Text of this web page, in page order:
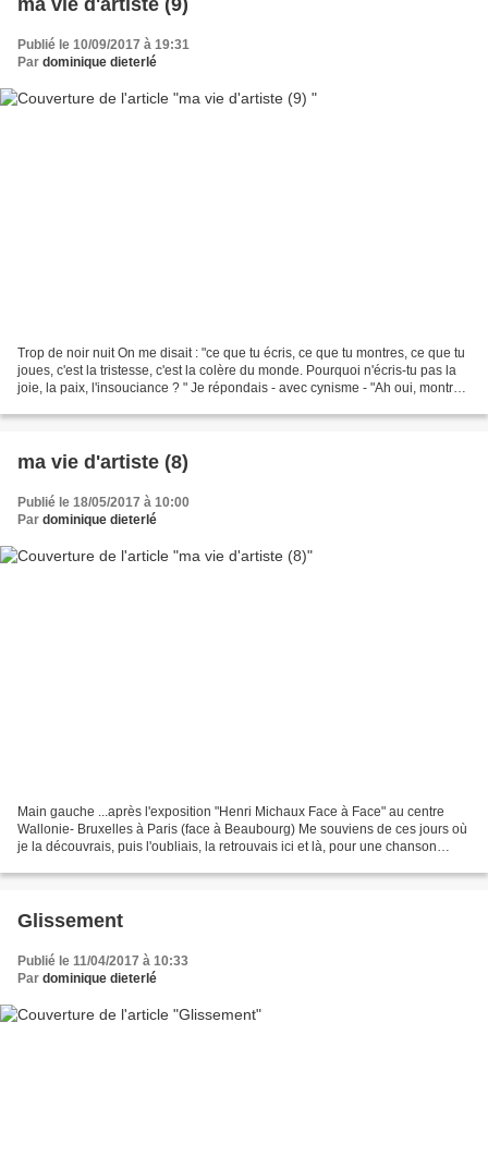
Publié le 10/09/2017 à 19:31
Par dominique dieterlé
Trop de noir nuit On me disait : "ce que tu écris, ce que tu montres, ce que tu
joues, c'est la tristesse, c'est la colère du monde. Pourquoi n'écris-tu pas la
joie, la paix, l'insouciance ? " Je répondais - avec cynisme - "Ah oui, montrez
ma vie d'artiste (8)
Publié le 18/05/2017 à 10:00
Par dominique dieterlé
Main gauche ...après l'exposition "Henri Michaux Face à Face" au centre
Wallonie- Bruxelles à Paris (face à Beaubourg) Me souviens de ces jours où
je la découvrais, puis l'oubliais, la retrouvais ici et là, pour une chanson
Glissement
Publié le 11/04/2017 à 10:33
Par dominique dieterlé